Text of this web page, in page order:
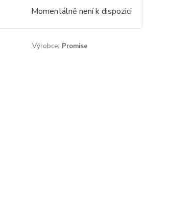
Momentálně není k dispozici
Výrobce: Promise